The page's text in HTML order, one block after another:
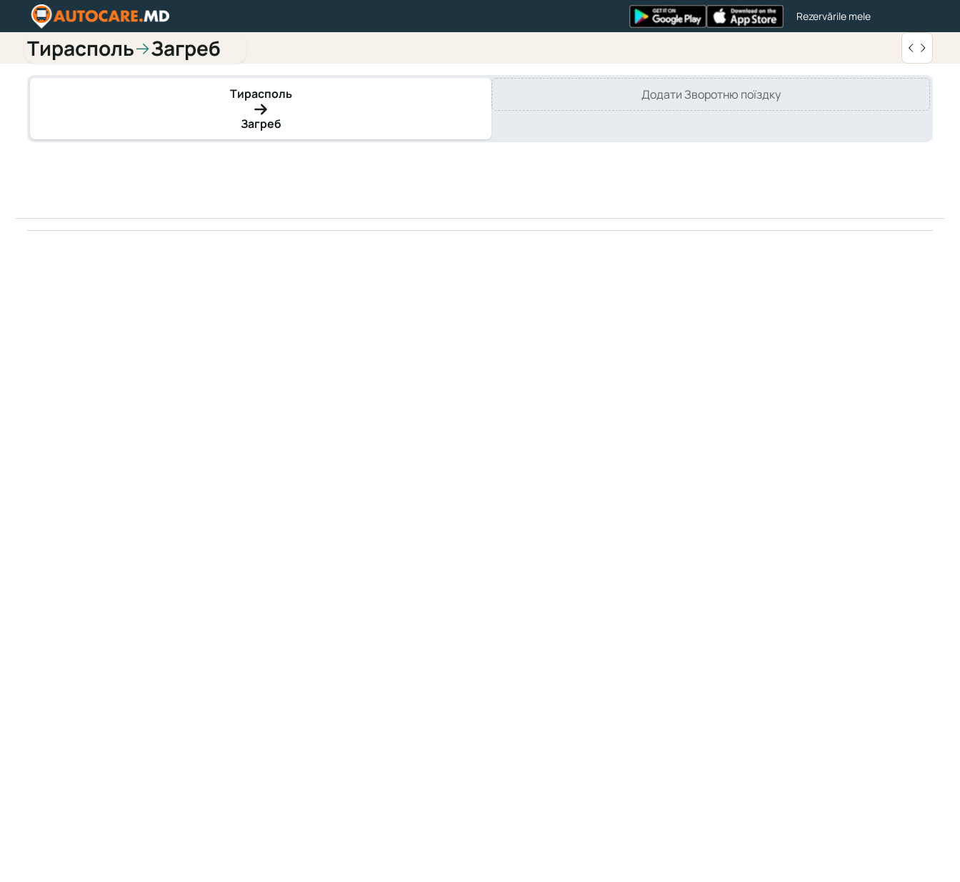
Rezervările mele
Тирасполь→Загреб
Тирасполь
Загреб
Додати Зворотню поїздку